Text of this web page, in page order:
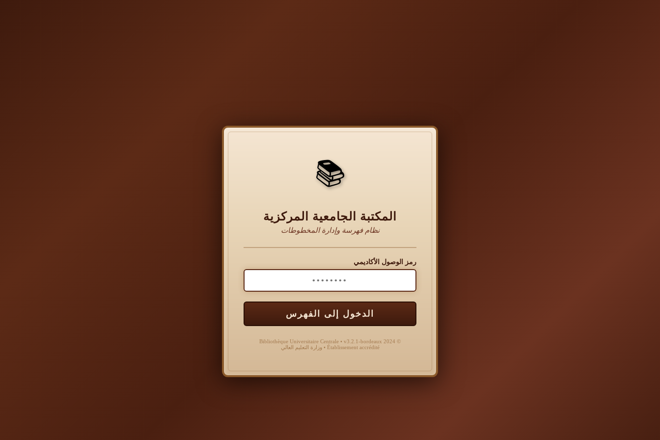
📚
المكتبة الجامعية المركزية
نظام فهرسة وإدارة المخطوطات
رمز الوصول الأكاديمي
الدخول إلى الفهرس
© 2024 Bibliothèque Universitaire Centrale • v3.2.1-bordeaux
Établissement accrédité • وزارة التعليم العالي